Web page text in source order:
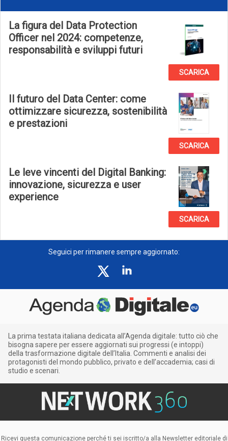
La figura del Data Protection
Officer nel 2024: competenze,
responsabilità e sviluppi futuri
SCARICA
Il futuro del Data Center: come
ottimizzare sicurezza, sostenibilità
e prestazioni
SCARICA
Le leve vincenti del Digital Banking:
innovazione, sicurezza e user
experience
SCARICA
Seguici per rimanere sempre aggiornato:
La prima testata italiana dedicata all’Agenda digitale: tutto ciò che
bisogna sapere per essere aggiornati sui progressi (e intoppi)
della trasformazione digitale dell’Italia. Commenti e analisi dei
protagonisti del mondo pubblico, privato e dell’accademia; casi di
studio e scenari.
Ricevi questa comunicazione perché ti sei iscritto/a alla Newsletter editoriale di